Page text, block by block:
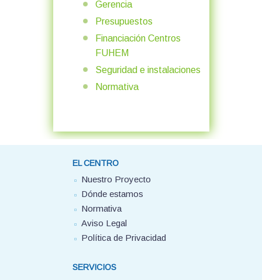
Gerencia
Presupuestos
Financiación Centros
FUHEM
Seguridad e instalaciones
Normativa
EL CENTRO
Nuestro Proyecto
Dónde estamos
Normativa
Aviso Legal
Política de Privacidad
SERVICIOS